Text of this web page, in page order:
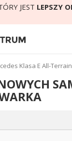
JEST LEPSZY
Klasa E All-